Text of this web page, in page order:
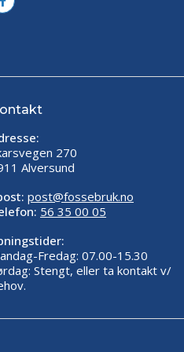
270
Alversund
post@fossebruk.no
56 35 00 05
Fredag: 07.00-15.30
Stengt, eller ta kontakt v/